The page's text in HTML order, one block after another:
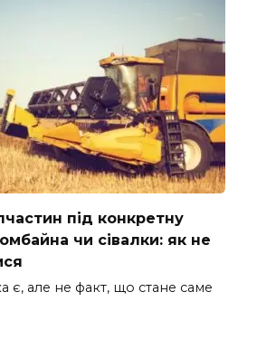
під конкретну
чи сівалки: як не
є, але не факт, що стане саме